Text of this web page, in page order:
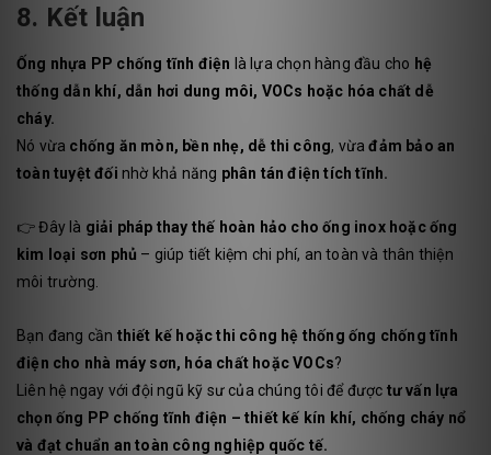
8. Kết luận
Ống nhựa PP chống tĩnh điện là lựa chọn hàng đầu cho hệ
thống dẫn khí, dẫn hơi dung môi, VOCs hoặc hóa chất dễ
cháy.
Nó vừa chống ăn mòn, bền nhẹ, dễ thi công, vừađảm bảo an
toàn tuyệt đối nhờ khả năng phân tán điện tích tĩnh.
👉 Đây là giải pháp thay thế hoàn hảo cho ống inox hoặc ống
kim loại sơn phủ – giúp tiết kiệm chi phí, an toàn và thân thiện
môi trường.
Bạn đang cần thiết kế hoặc thi công hệ thống ống chống tĩnh
điện cho nhà máy sơn, hóa chất hoặc VOCs?
Liên hệ ngay với đội ngũ kỹ sư của chúng tôi để được tư vấn lựa
chọn ống PP chống tĩnh điện – thiết kế kín khí, chống cháy nổ
và đạt chuẩn an toàn công nghiệp quốc tế.